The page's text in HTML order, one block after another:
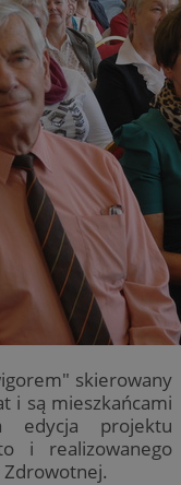
skierowany
i są mieszkańcami
edycja projektu
i realizowanego
Zdrowotnej.